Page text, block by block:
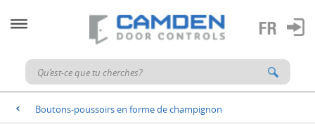
< Boutons-poussoirs en forme de champignon